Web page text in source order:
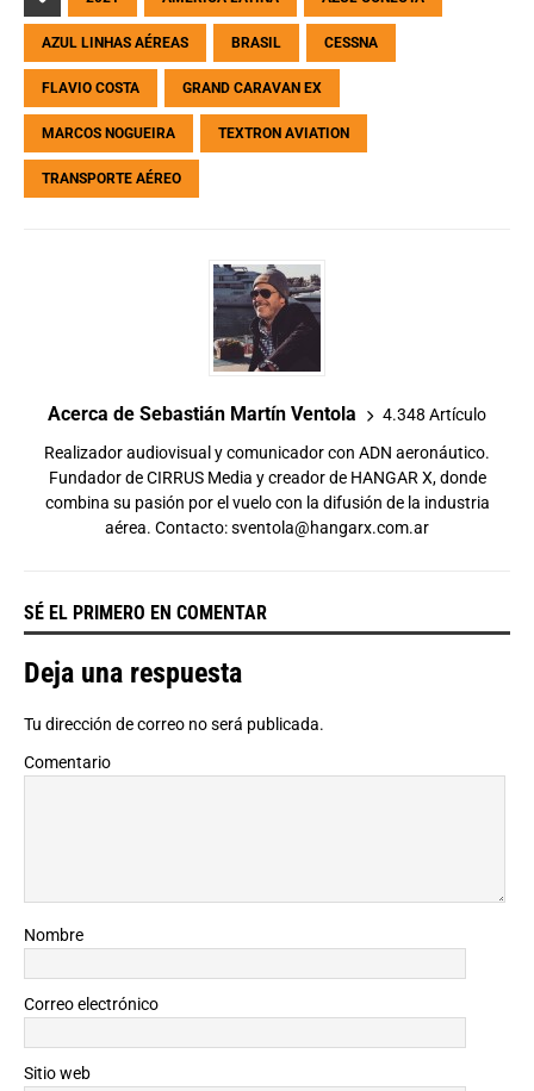
AZUL LINHAS AÉREAS BRASIL CESSNA
FLAVIO COSTA GRAND CARAVAN EX
MARCOS NOGUEIRA TEXTRON AVIATION
TRANSPORTE AÉREO
Acerca de Sebastián Martín Ventola 4.348 Artículo
Realizador audiovisual y comunicador con ADN aeronáutico.
Fundador de CIRRUS Media y creador de HANGAR X, donde
combina su pasión por el vuelo con la difusión de la industria
aérea. Contacto:sventola@hangarx.com.ar
SÉ EL PRIMERO EN COMENTAR
Deja una respuesta
Tu dirección de correo no será publicada.
Comentario
Nombre
Correo electrónico
Sitio web